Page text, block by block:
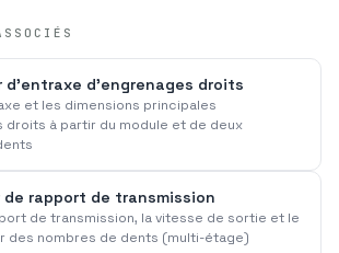
d'entraxe d'engrenages droits
et les dimensions principales
droits à partir du module et de deux
rapport de transmission
de transmission, la vitesse de sortie et le
des nombres de dents (multi-étage)